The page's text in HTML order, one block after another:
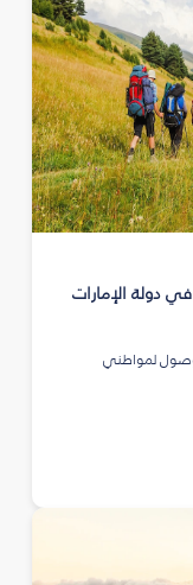
دولة الإمارات
لمواطني